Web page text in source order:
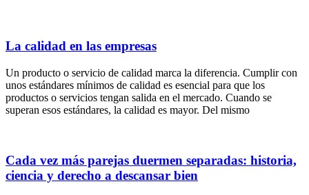
La calidad en las empresas
Un producto o servicio de calidad marca la diferencia. Cumplir con
unos estándares mínimos de calidad es esencial para que los
productos o servicios tengan salida en el mercado. Cuando se
superan esos estándares, la calidad es mayor. Del mismo
Cada vez más parejas duermen separadas: historia,
ciencia y derecho a descansar bien